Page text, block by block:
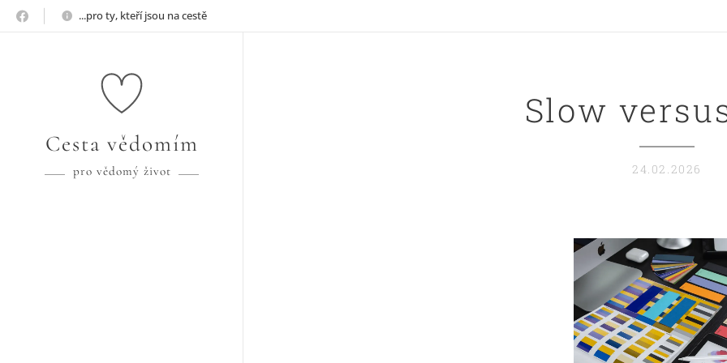
...pro ty, kteří jsou na cestě
Cesta vědomím
pro vědomý život
Slow
24.02.2026